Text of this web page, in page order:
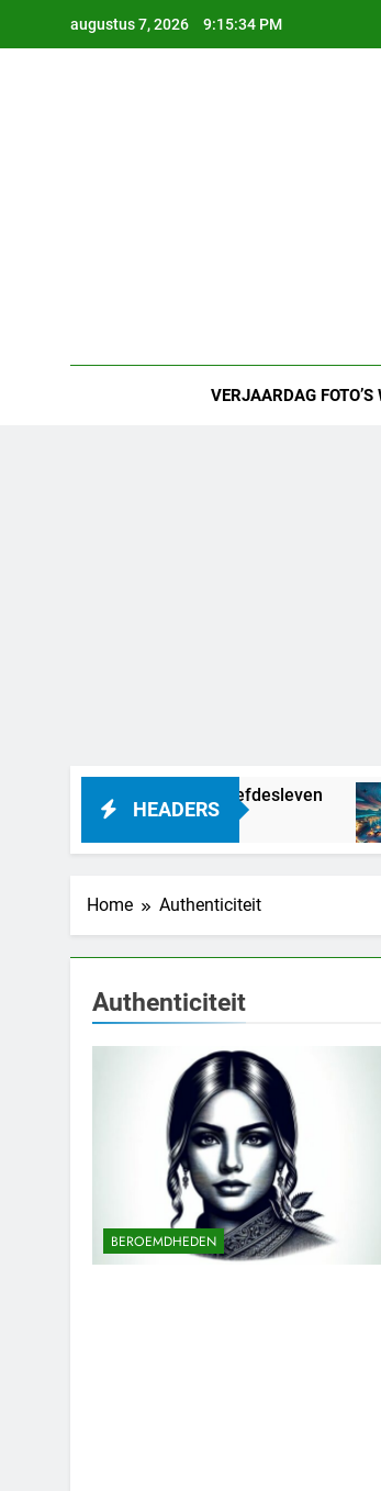
augustus 7, 2026 9:15:35 PM
VERJAARDAG
HEADERS
– alles over haar liefdesleven
Home Authenticiteit
Authenticiteit
BEROEMDHEDEN